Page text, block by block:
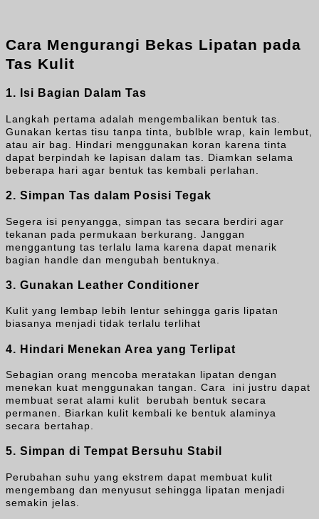
Cara Mengurangi Bekas Lipatan pada
Tas Kulit
1. Isi Bagian Dalam Tas
Langkah pertama adalah mengembalikan bentuk tas.
Gunakan kertas tisu tanpa tinta, bublble wrap, kain lembut,
atau air bag. Hindari menggunakan koran karena tinta
dapat berpindah ke lapisan dalam tas. Diamkan selama
beberapa hari agar bentuk tas kembali perlahan.
2. Simpan Tas dalam Posisi Tegak
Segera isi penyangga, simpan tas secara berdiri agar
tekanan pada permukaan berkurang. Janggan
menggantung tas terlalu lama karena dapat menarik
bagian handle dan mengubah bentuknya.
3. Gunakan Leather Conditioner
Kulit yang lembap lebih lentur sehingga garis lipatan
biasanya menjadi tidak terlalu terlihat
4. Hindari Menekan Area yang Terlipat
Sebagian orang mencoba meratakan lipatan dengan
menekan kuat menggunakan tangan. Cara ini justru dapat
membuat serat alami kulit berubah bentuk secara
permanen. Biarkan kulit kembali ke bentuk alaminya
secara bertahap.
5. Simpan di Tempat Bersuhu Stabil
Perubahan suhu yang ekstrem dapat membuat kulit
mengembang dan menyusut sehingga lipatan menjadi
semakin jelas.